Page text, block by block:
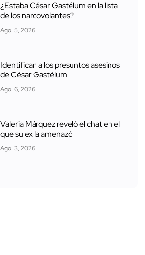
¿Estaba César Gastélum en la lista
de los narcovolantes?
Ago. 5, 2026
Identifican a los presuntos asesinos
de César Gastélum
Ago. 6, 2026
Valeria Márquez reveló el chat en el
que su ex la amenazó
Ago. 3, 2026